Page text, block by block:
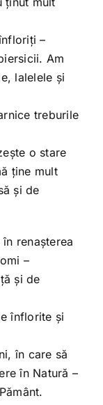
–
Am
lalelele și
treburile
o stare
ține mult
și de
renașterea
–
și de
înflorite și
în care să
în Natură –